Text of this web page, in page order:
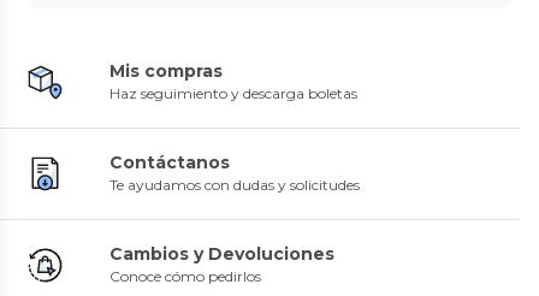
Mis compras
Haz seguimiento y descarga boletas
Contáctanos
Te ayudamos con dudas y solicitudes
Cambios y Devoluciones
Conoce cómo pedirlos